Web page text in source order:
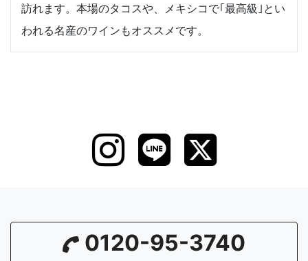
訪れます。本場のタコスや、メキシコで｢最高級｣とい
われる名産のワインもオススメです。
0120-95-3740